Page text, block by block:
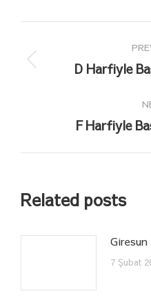
navigation
D Harfiyle
F Harfiyle
Related posts
Giresun
7 Şubat